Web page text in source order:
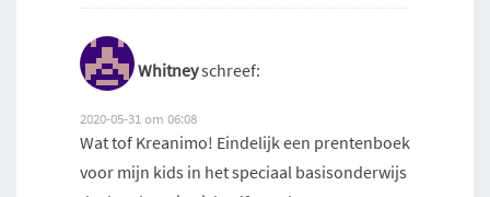
Whitneyschreef:
2020-05-31 om 06:08
Wat tof Kreanimo! Eindelijk een prentenboek
voor mijn kids in het speciaal basisonderwijs